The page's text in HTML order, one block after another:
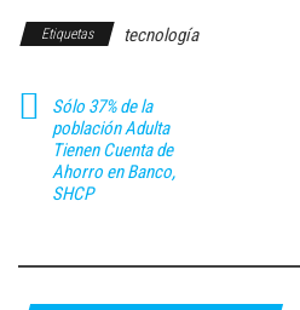
Etiquetas tecnología
Sólo 37% de la
población Adulta
Tienen Cuenta de
Ahorro en Banco,
SHCP